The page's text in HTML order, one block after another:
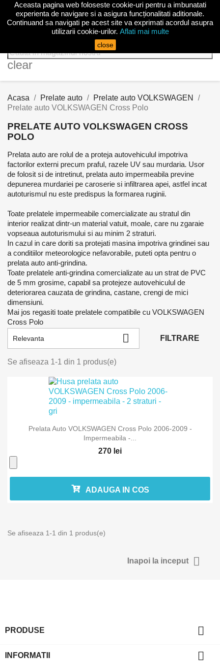
clear
Acasa Prelate auto
Prelate auto VOLKSWAGEN
Prelate auto VOLKSWAGEN Cross Polo
PRELATE AUTO VOLKSWAGEN CROSS
POLO
Prelata auto are rolul de a proteja autovehiculul impotriva
factorilor externi precum praful, razele UV sau murdaria. Usor
de folosit si de intretinut, prelata auto impermeabila previne
depunerea murdariei pe caroserie si infiltrarea apei, astfel incat
autoturismul nu este predispus la formarea ruginii.
Toate prelatele impermeabile comercializate au stratul din
interior realizat dintr-un material vatuit, moale, care nu zgaraie
vopseaua autoturismului si au minim 2 straturi.
In cazul in care doriti sa protejati masina impotriva grindinei sau
a conditiilor meteorologice nefavorabile, puteti opta pentru o
prelata auto anti-grindina.
Toate prelatele anti-grindina comercializate au un strat de PVC
de 5 mm grosime, capabil sa protejeze autovehiculul de
deteriorarea cauzata de grindina, castane, crengi de mici
dimensiuni.
Mai jos regasiti toate prelatele compatibile cu VOLKSWAGEN
Cross Polo
Relevanta  FILTRARE
Se afiseaza 1-1 din 1 produs(e)
Prelata Auto VOLKSWAGEN Cross Polo 2006-2009 -
Impermeabila -...
270 lei
ADAUGA IN COS
Se afiseaza 1-1 din 1 produs(e)
Inapoi la inceput 
PRODUSE 
INFORMATII 
Aceasta pagina web foloseste cookie-uri pentru a imbunatati
experienta de navigare si a asigura funcționalitati aditionale.
Continuand sa navigati pe acest site va exprimati acordul asupra
utilizarii cookie-urilor. Aflati mai multe
close